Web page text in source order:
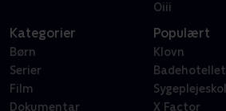
Oiii
Kategorier
Børn
Serier
Film
Dokumentar
Populært
Klovn
Badehotellet
X Factor